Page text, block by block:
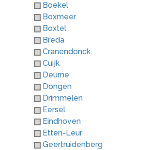
Boekel
Boxmeer
Boxtel
Breda
Cranendonck
Cuijk
Deurne
Dongen
Drimmelen
Eersel
Eindhoven
Etten-Leur
Geertruidenberg